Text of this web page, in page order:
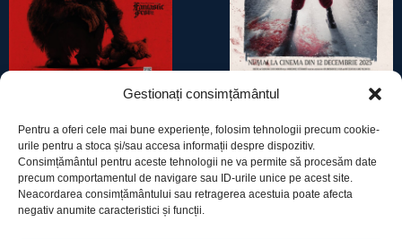
Gestionați consimțământul
Pentru a oferi cele mai bune experiențe, folosim tehnologii precum cookie-
urile pentru a stoca și/sau accesa informații despre dispozitiv.
Consimțământul pentru aceste tehnologii ne va permite să procesăm date
precum comportamentul de navigare sau ID-urile unice pe acest site.
Neacordarea consimțământului sau retragerea acestuia poate afecta
negativ anumite caracteristici și funcții.
CRĂCIUN SÂNGEROS